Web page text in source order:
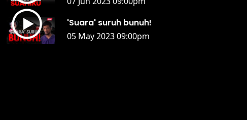
'Suara' suruh bunuh!
05 May 2023 09:00pm